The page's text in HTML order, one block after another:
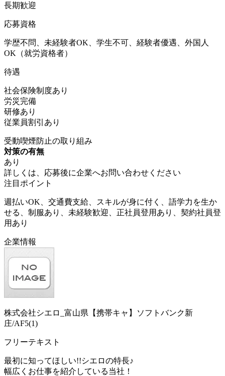
長期歓迎
応募資格
学歴不問、未経験者OK、学生不可、経験者優遇、外国人
OK（就労資格者）
待遇
社会保険制度あり
労災完備
研修あり
従業員割引あり
受動喫煙防止の取り組み
対策の有無
あり
詳しくは、応募後に企業へお問い合わせください
注目ポイント
週払いOK、交通費支給、スキルが身に付く、語学力を生か
せる、制服あり、未経験歓迎、正社員登用あり、契約社員登
用あり
企業情報
株式会社シエロ_富山県【携帯キャ】ソフトバンク新
庄/AF5(1)
フリーテキスト
最初に知ってほしい!!シエロの特長♪
幅広くお仕事を紹介している当社！